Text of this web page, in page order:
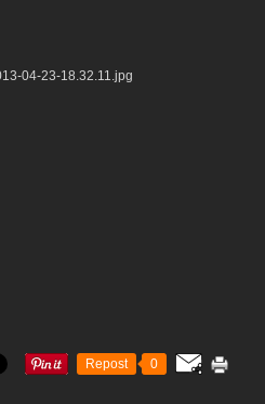
Repost 0